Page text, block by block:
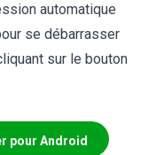
automatique
se débarrasser
sur le bouton
pour Android